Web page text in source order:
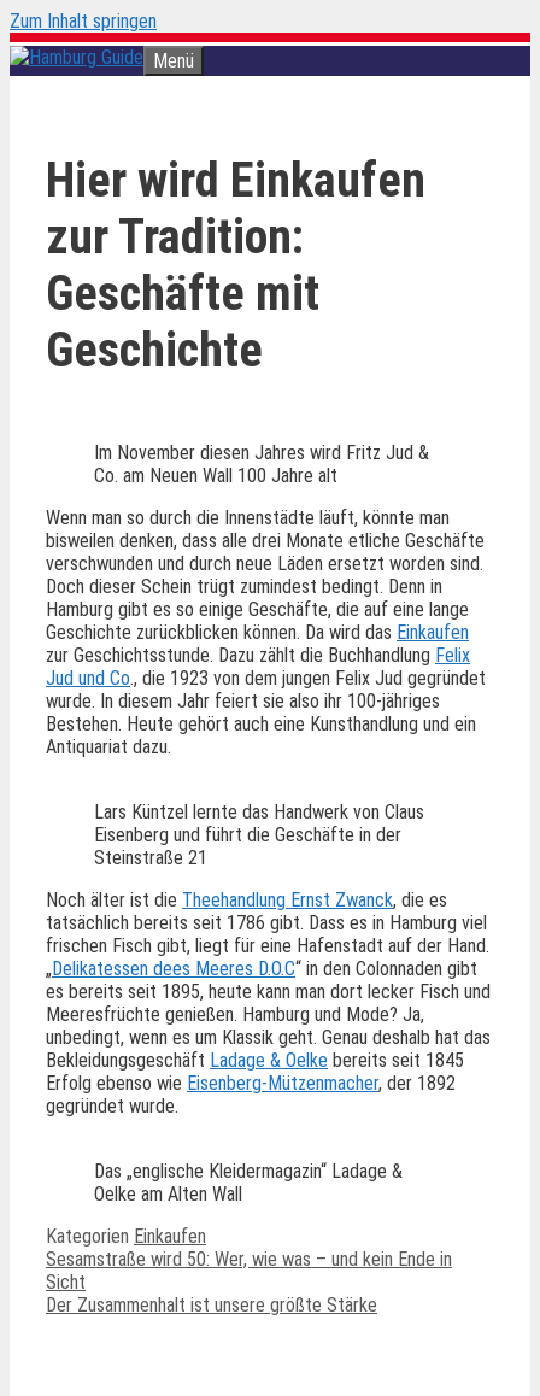
Zum Inhalt springen
Menü
Hier wird Einkaufen
zur Tradition:
Geschäfte mit
Geschichte
Im November diesen Jahres wird Fritz Jud &
Co. am Neuen Wall 100 Jahre alt
Wenn man so durch die Innenstädte läuft, könnte man
bisweilen denken, dass alle drei Monate etliche Geschäfte
verschwunden und durch neue Läden ersetzt worden sind.
Doch dieser Schein trügt zumindest bedingt. Denn in
Hamburg gibt es so einige Geschäfte, die auf eine lange
Geschichte zurückblicken können. Da wird das Einkaufen
zur Geschichtsstunde. Dazu zählt die Buchhandlung Felix
Jud und Co., die 1923 von dem jungen Felix Jud gegründet
wurde. In diesem Jahr feiert sie also ihr 100-jähriges
Bestehen. Heute gehört auch eine Kunsthandlung und ein
Antiquariat dazu.
Lars Küntzel lernte das Handwerk von Claus
Eisenberg und führt die Geschäfte in der
Steinstraße 21
Noch älter ist die Theehandlung Ernst Zwanck, die es
tatsächlich bereits seit 1786 gibt. Dass es in Hamburg viel
frischen Fisch gibt, liegt für eine Hafenstadt auf der Hand.
„ Delikatessen dees Meeres D.O.C“ in den Colonnaden gibt
es bereits seit 1895, heute kann man dort lecker Fisch und
Meeresfrüchte genießen. Hamburg und Mode? Ja,
unbedingt, wenn es um Klassik geht. Genau deshalb hat das
Bekleidungsgeschäft Ladage & Oelke bereits seit 1845
Erfolg ebenso wie Eisenberg-Mützenmacher, der 1892
gegründet wurde.
Das „englische Kleidermagazin“ Ladage &
Oelke am Alten Wall
Kategorien Einkaufen
Sesamstraße wird 50: Wer, wie was – und kein Ende in
Sicht
Der Zusammenhalt ist unsere größte Stärke